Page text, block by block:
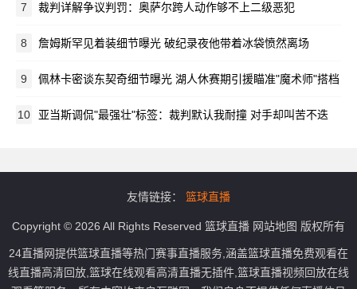
7 裁判详解争议判罚：奥萨尔跨人动作够不上二级恶犯
8 詹姆斯罕见着装细节曝光 破纪录夜他带着冰袋愤然离场
9 佩林卡密谈东契奇细节曝光 湖人休赛期引援瞄准"魔术师"搭档
10 亚当斯调侃"最强壮"标签：裁判默认我耐撞 对手却叫苦不迭
友情链接： 篮球直播
Copyright © 2026 All Rights Reserved 篮球直播 网站地图 版权所有
24直播网提供篮球直播等热门赛事直播服务,涵盖篮球直播免费观看在
线直播高清回放,篮球在线观看高清直播无插件,篮球直播视频回放在线